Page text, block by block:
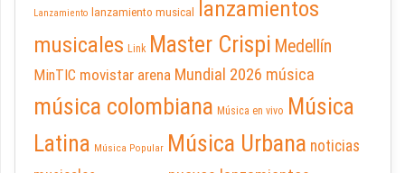
Lanzamiento lanzamiento musical
lanzamientos
musicales Link Master Crispi Medellín
MinTIC movistar arena Mundial 2026 música
música colombiana Música en vivo Música
Latina Música Popular Música Urbana noticias